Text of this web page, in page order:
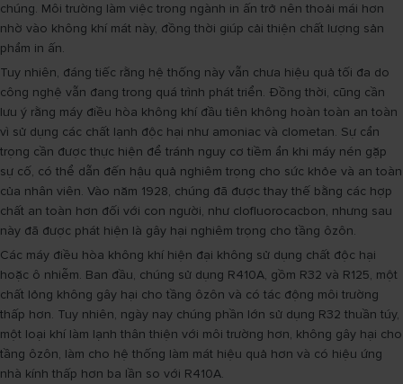
chúng. Môi trường làm việc trong ngành in ấn trở nên thoải mái hơn
nhờ vào không khí mát này, đồng thời giúp cải thiện chất lượng sản
phẩm in ấn.
Tuy nhiên, đáng tiếc rằng hệ thống này vẫn chưa hiệu quả tối đa do
công nghệ vẫn đang trong quá trình phát triển. Đồng thời, cũng cần
lưu ý rằng máy điều hòa không khí đầu tiên không hoàn toàn an toàn
vì sử dụng các chất lạnh độc hại như amoniac và clometan. Sự cẩn
trọng cần được thực hiện để tránh nguy cơ tiềm ẩn khi máy nén gặp
sự cố, có thể dẫn đến hậu quả nghiêm trọng cho sức khỏe và an toàn
của nhân viên. Vào năm 1928, chúng đã được thay thế bằng các hợp
chất an toàn hơn đối với con người, như clofluorocacbon, nhưng sau
này đã được phát hiện là gây hại nghiêm trọng cho tầng ôzôn.
Các máy điều hòa không khí hiện đại không sử dụng chất độc hại
hoặc ô nhiễm. Ban đầu, chúng sử dụng R410A, gồm R32 và R125, một
chất lỏng không gây hại cho tầng ôzôn và có tác động môi trường
thấp hơn. Tuy nhiên, ngày nay chúng phần lớn sử dụng R32 thuần túy,
một loại khí làm lạnh thân thiện với môi trường hơn, không gây hại cho
tầng ôzôn, làm cho hệ thống làm mát hiệu quả hơn và có hiệu ứng
nhà kính thấp hơn ba lần so với R410A.